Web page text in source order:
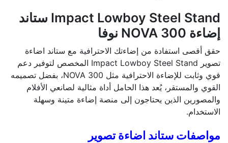
Impact Lowboy Steel Stand ستاند
إضاءة 300 NOVA نوفا
حقق أقصى استفادة من إضاءتك الاحترافية مع ستاند اضاءة
تصوير Impact Lowboy Steel Stand المخصص لتوفير دعم
قوي وثابت للإضاءة الاحترافية مثل 300 NOVA، بفضل تصميمه
القوي والمستقر، يُعد هذا الحامل أداة مثالية لصانعي الأفلام
والمصورين الذين يحتاجون إلى منصة إضاءة متينة وسهلة
الاستخدام.
مواصفات ستاند اضاءة تصوير